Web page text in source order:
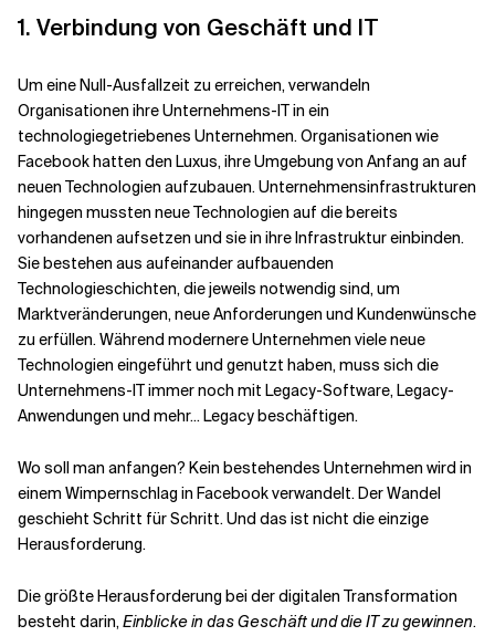
1. Verbindung von Geschäft und IT
Um eine Null-Ausfallzeit zu erreichen, verwandeln
Organisationen ihre Unternehmens-IT in ein
technologiegetriebenes Unternehmen. Organisationen wie
Facebook hatten den Luxus, ihre Umgebung von Anfang an auf
neuen Technologien aufzubauen. Unternehmensinfrastrukturen
hingegen mussten neue Technologien auf die bereits
vorhandenen aufsetzen und sie in ihre Infrastruktur einbinden.
Sie bestehen aus aufeinander aufbauenden
Technologieschichten, die jeweils notwendig sind, um
Marktveränderungen, neue Anforderungen und Kundenwünsche
zu erfüllen. Während modernere Unternehmen viele neue
Technologien eingeführt und genutzt haben, muss sich die
Unternehmens-IT immer noch mit Legacy-Software, Legacy-
Anwendungen und mehr... Legacy beschäftigen.
Wo soll man anfangen? Kein bestehendes Unternehmen wird in
einem Wimpernschlag in Facebook verwandelt. Der Wandel
geschieht Schritt für Schritt. Und das ist nicht die einzige
Herausforderung.
Die größte Herausforderung bei der digitalen Transformation
besteht darin,Einblicke in das Geschäft und die IT zu gewinnen.